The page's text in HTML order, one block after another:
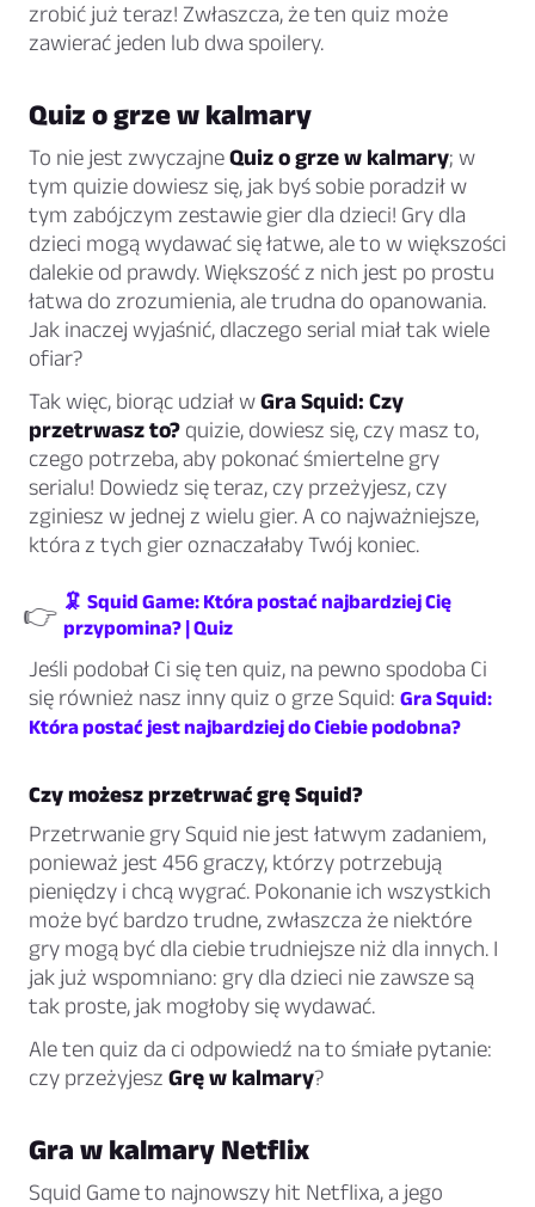
zrobić już teraz! Zwłaszcza, że ten quiz może
zawierać jeden lub dwa spoilery.
Quiz o grze w kalmary
To nie jest zwyczajneQuiz o grze w kalmary; w
tym quizie dowiesz się, jak byś sobie poradził w
tym zabójczym zestawie gier dla dzieci! Gry dla
dzieci mogą wydawać się łatwe, ale to w większości
dalekie od prawdy. Większość z nich jest po prostu
łatwa do zrozumienia, ale trudna do opanowania.
Jak inaczej wyjaśnić, dlaczego serial miał tak wiele
ofiar?
Tak więc, biorąc udział wGra Squid: Czy
przetrwasz to? quizie, dowiesz się, czy masz to,
czego potrzeba, aby pokonać śmiertelne gry
serialu! Dowiedz się teraz, czy przeżyjesz, czy
zginiesz w jednej z wielu gier. A co najważniejsze,
która z tych gier oznaczałaby Twój koniec.
👉 🦑 Squid Game: Która postać najbardziej Cię
przypomina? | Quiz
Jeśli podobał Ci się ten quiz, na pewno spodoba Ci
się również nasz inny quiz o grze Squid: Gra Squid:
Która postać jest najbardziej do Ciebie podobna?
Czy możesz przetrwać grę Squid?
Przetrwanie gry Squid nie jest łatwym zadaniem,
ponieważ jest 456 graczy, którzy potrzebują
pieniędzy i chcą wygrać. Pokonanie ich wszystkich
może być bardzo trudne, zwłaszcza że niektóre
gry mogą być dla ciebie trudniejsze niż dla innych. I
jak już wspomniano: gry dla dzieci nie zawsze są
tak proste, jak mogłoby się wydawać.
Ale ten quiz da ci odpowiedź na to śmiałe pytanie:
czy przeżyjesz Grę w kalmary?
Gra w kalmary Netflix
Squid Game to najnowszy hit Netflixa, a jego